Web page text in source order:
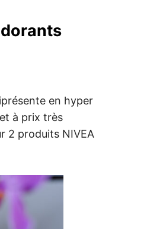
en hyper
à prix très
2 produits NIVEA